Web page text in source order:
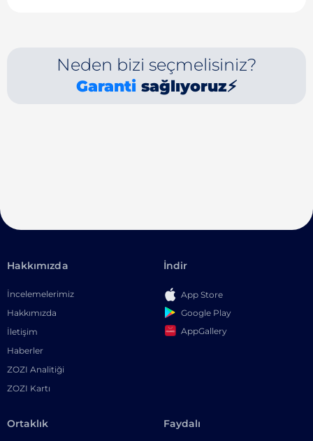
Neden bizi seçmelisiniz?
Garanti sağlıyoruz⚡
Hakkımızda
İncelemelerimiz
Hakkımızda
İletişim
Haberler
ZOZI Analitiği
ZOZI Kartı
İndir
App Store
Google Play
AppGallery
Ortaklık Faydalı